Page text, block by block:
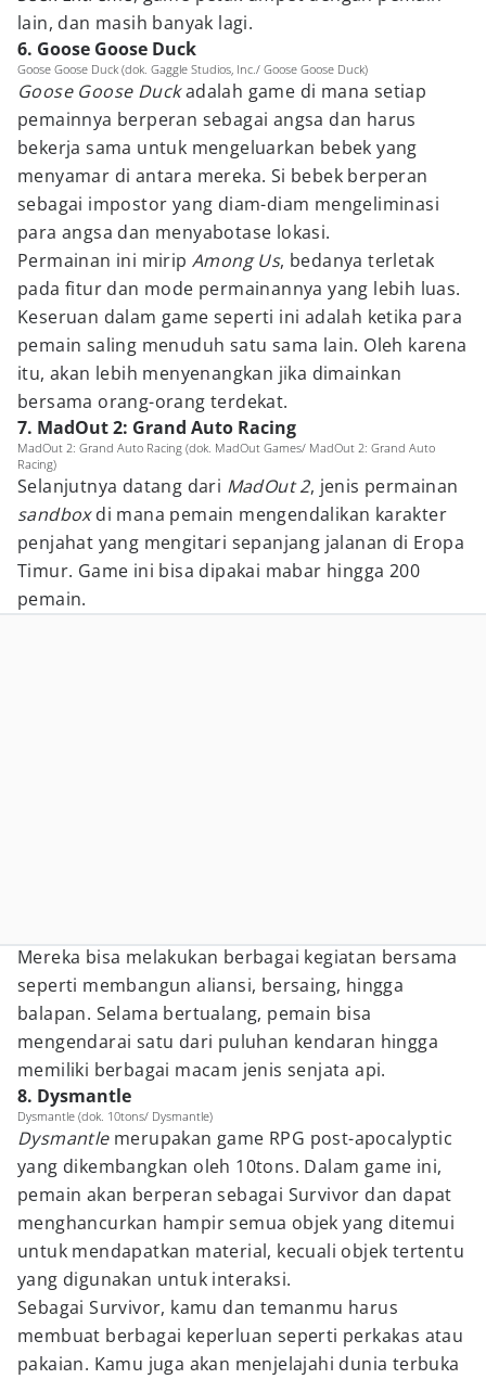
lain, dan masih banyak lagi.
6. Goose Goose Duck
Goose Goose Duck (dok. Gaggle Studios, Inc./ Goose Goose Duck)
Goose Goose Duckadalah game di mana setiap
pemainnya berperan sebagai angsa dan harus
bekerja sama untuk mengeluarkan bebek yang
menyamar di antara mereka. Si bebek berperan
sebagai impostor yang diam-diam mengeliminasi
para angsa dan menyabotase lokasi.
Permainan ini mirip Among Us, bedanya terletak
pada fitur dan mode permainannya yang lebih luas.
Keseruan dalam game seperti ini adalah ketika para
pemain saling menuduh satu sama lain. Oleh karena
itu, akan lebih menyenangkan jika dimainkan
bersama orang-orang terdekat.
7. MadOut 2: Grand Auto Racing
MadOut 2: Grand Auto Racing (dok. MadOut Games/ MadOut 2: Grand Auto
Racing)
Selanjutnya datang dari MadOut 2, jenis permainan
sandboxdi mana pemain mengendalikan karakter
penjahat yang mengitari sepanjang jalanan di Eropa
Timur. Game ini bisa dipakai mabar hingga 200
pemain.
Mereka bisa melakukan berbagai kegiatan bersama
seperti membangun aliansi, bersaing, hingga
balapan. Selama bertualang, pemain bisa
mengendarai satu dari puluhan kendaran hingga
memiliki berbagai macam jenis senjata api.
8. Dysmantle
Dysmantle (dok. 10tons/ Dysmantle)
Dysmantle merupakan game RPG post-apocalyptic
yang dikembangkan oleh 10tons. Dalam game ini,
pemain akan berperan sebagai Survivor dan dapat
menghancurkan hampir semua objek yang ditemui
untuk mendapatkan material, kecuali objek tertentu
yang digunakan untuk interaksi.
Sebagai Survivor, kamu dan temanmu harus
membuat berbagai keperluan seperti perkakas atau
pakaian. Kamu juga akan menjelajahi dunia terbuka